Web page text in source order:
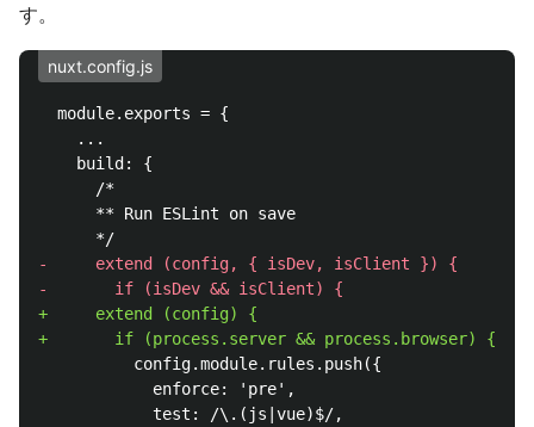
す。
nuxt.config.js
  module.exports = {
    ...
    build: {
      /*
      ** Run ESLint on save
-     extend (config, { isDev, isClient }) {
+     extend (config) {
          config.module.rules.push({
            enforce: 'pre',
            test: /\.(js|vue)$/,